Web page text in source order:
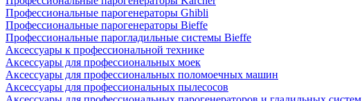
Профессиональные парогенераторы Ghibli
Профессиональные парогенераторы Bieffe
Профессиональные парогладильные системы Bieffe
Аксессуары к профессиональной технике
Аксессуары для профессиональных моек
Аксессуары для профессиональных поломоечных машин
Аксессуары для профессиональных пылесосов